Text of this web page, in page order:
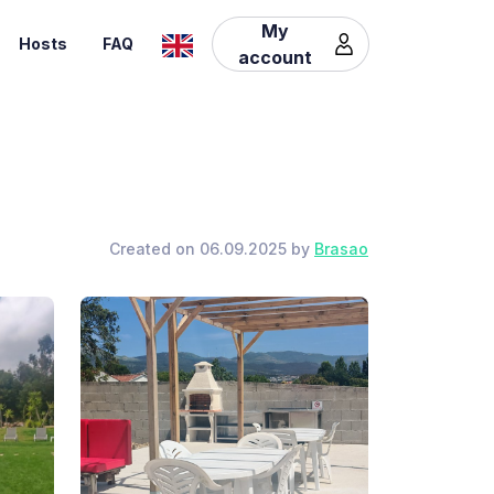
Hosts FAQ
My
account
Created on 06.09.2025 by Brasao